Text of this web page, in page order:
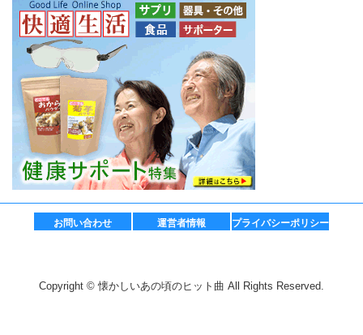
お問い合わせ 運営者情報 プライバシーポリシー
Copyright © 懐かしいあの頃のヒット曲 All Rights Reserved.